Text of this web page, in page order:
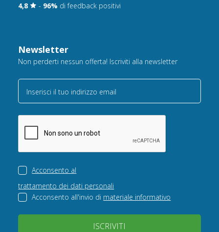
4,8 - 96% di feedback positivi
Newsletter
Non perderti nessun offerta! Iscriviti alla newsletter
Inserisci il tuo indirizzo email
Acconsento al
trattamento dei dati personali
Acconsento all'invio di materiale informativo
ISCRIVITI